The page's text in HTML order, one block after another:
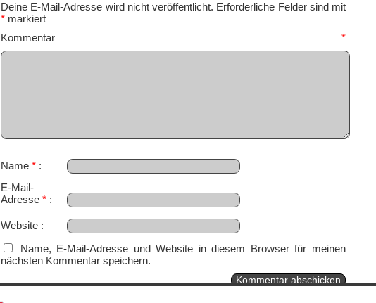
Deine E-Mail-Adresse wird nicht veröffentlicht. Erforderliche Felder sind mit
* markiert
Kommentar *
Name *
E-Mail-
Adresse *
Website
Name, E-Mail-Adresse und Website in diesem Browser für meinen
nächsten Kommentar speichern.